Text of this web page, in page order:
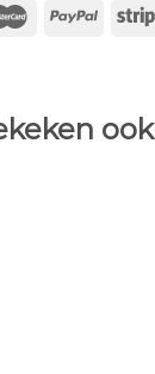
ook